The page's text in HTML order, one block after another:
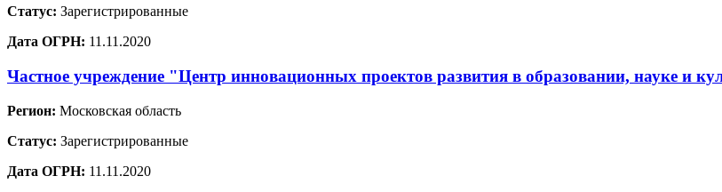
Статус: Зарегистрированные
Дата ОГРН: 11.11.2020
Частное учреждение "Центр инновационных проектов развития в образовании, науке и
Регион: Московская область
Статус: Зарегистрированные
Дата ОГРН: 11.11.2020